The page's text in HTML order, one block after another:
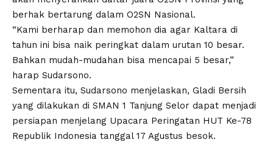
berhak bertarung dalam O2SN Nasional.
“Kami berharap dan memohon dia agar Kaltara di
tahun ini bisa naik peringkat dalam urutan 10 besar.
Bahkan mudah-mudahan bisa mencapai 5 besar,”
harap Sudarsono.
Sementara itu, Sudarsono menjelaskan, Gladi Bersih
yang dilakukan di SMAN 1 Tanjung Selor dapat menjadi
persiapan menjelang Upacara Peringatan HUT Ke-78
Republik Indonesia tanggal 17 Agustus besok.